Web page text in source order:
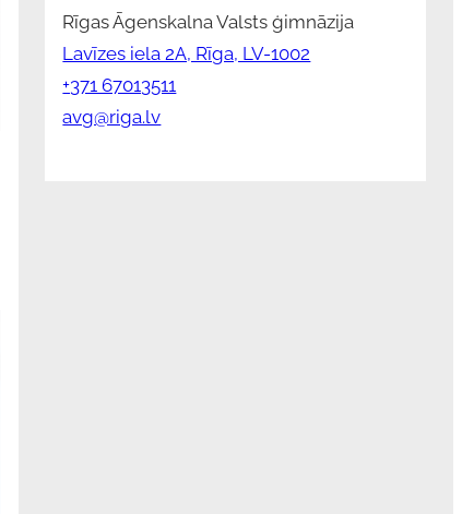
Rīgas Āgenskalna Valsts ģimnāzija
Lavīzes iela 2A, Rīga, LV-1002
+371 67013511
avg@riga.lv